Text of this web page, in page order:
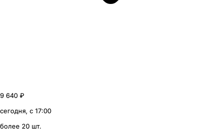
9 640 ₽
сегодня, с 17:00
более 20 шт.